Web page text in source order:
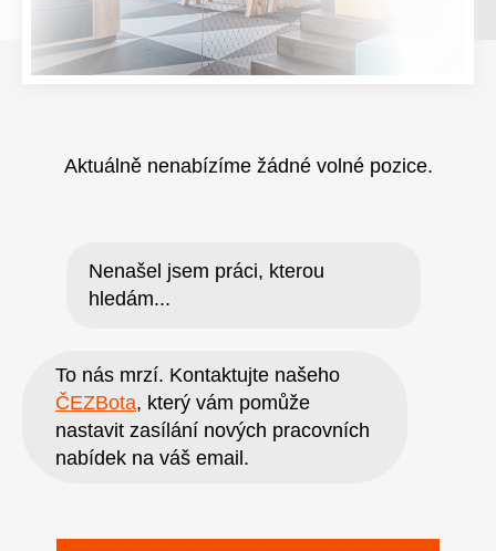
Aktuálně nenabízíme žádné volné pozice.
Nenašel jsem práci, kterou
hledám...
To nás mrzí. Kontaktujte našeho
ČEZBota, který vám pomůže
nastavit zasílání nových pracovních
nabídek na váš email.